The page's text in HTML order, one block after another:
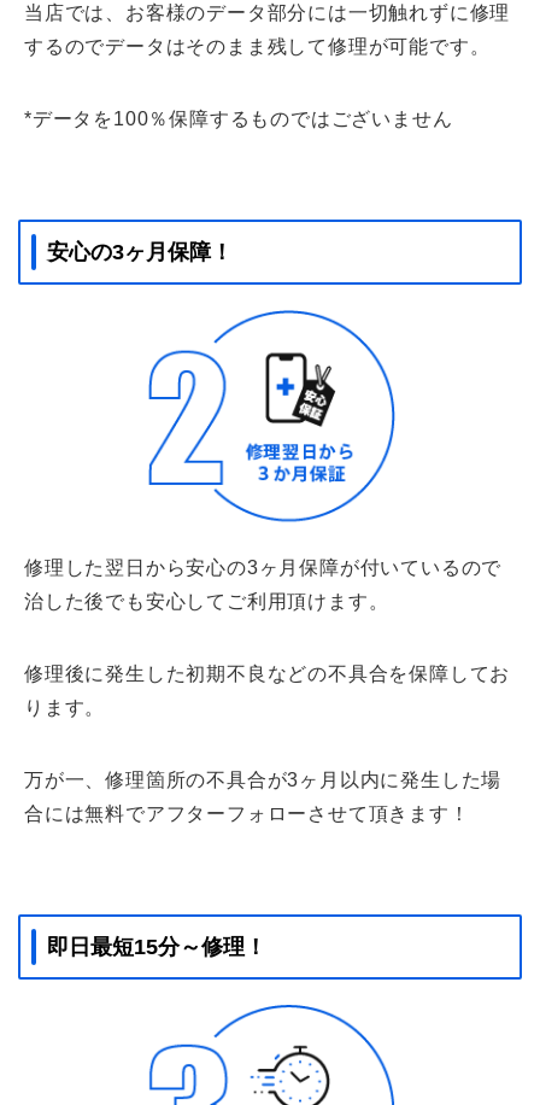
当店では、お客様のデータ部分には一切触れずに修理
するのでデータはそのまま残して修理が可能です。
*データを100％保障するものではございません
安心の3ヶ月保障！
修理した翌日から安心の3ヶ月保障が付いているので
治した後でも安心してご利用頂けます。
修理後に発生した初期不良などの不具合を保障してお
ります。
万が一、修理箇所の不具合が3ヶ月以内に発生した場
合には無料でアフターフォローさせて頂きます！
即日最短15分～修理！